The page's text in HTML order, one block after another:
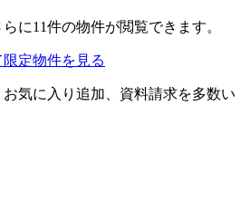
に11件の物件が閲覧できます。
限定物件を見る
気に入り追加、資料請求を多数い